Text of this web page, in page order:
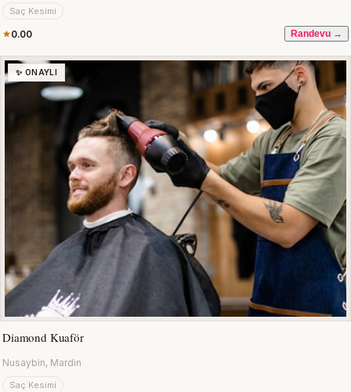
Saç Kesimi
0.00 Randevu →
✨ ONAYLI
Diamond Kuaför
Nusaybin, Mardin
Saç Kesimi